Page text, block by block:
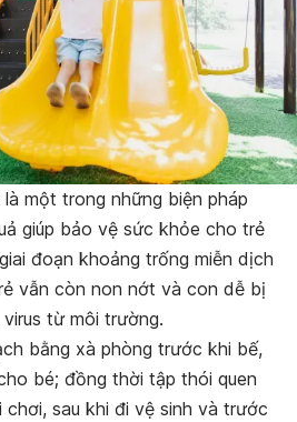
một trong những biện pháp
giúp bảo vệ sức khỏe cho trẻ
đoạn khoảng trống miễn dịch
vẫn còn non nớt và con dễ bị
từ môi trường.
bằng xà phòng trước khi bế,
bé; đồng thời tập thói quen
sau khi đi vệ sinh và trước